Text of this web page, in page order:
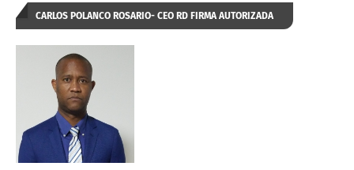
CARLOS POLANCO ROSARIO- CEO RD FIRMA AUTORIZADA